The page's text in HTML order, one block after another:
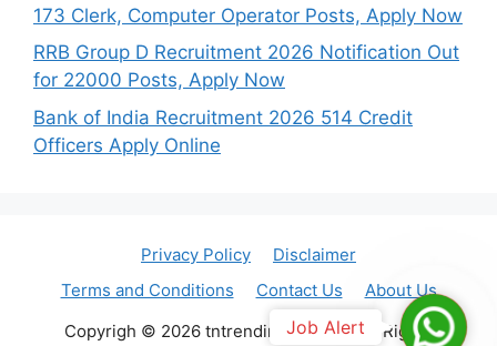
173 Clerk, Computer Operator Posts, Apply Now
RRB Group D Recruitment 2026 Notification Out
for 22000 Posts, Apply Now
Bank of India Recruitment 2026 514 Credit
Officers Apply Online
Privacy Policy
Disclaimer
Terms and Conditions
Contact Us
About Us
Copyrigh © 2026 tntrendingjob.com. All Rights Join
Job Alert